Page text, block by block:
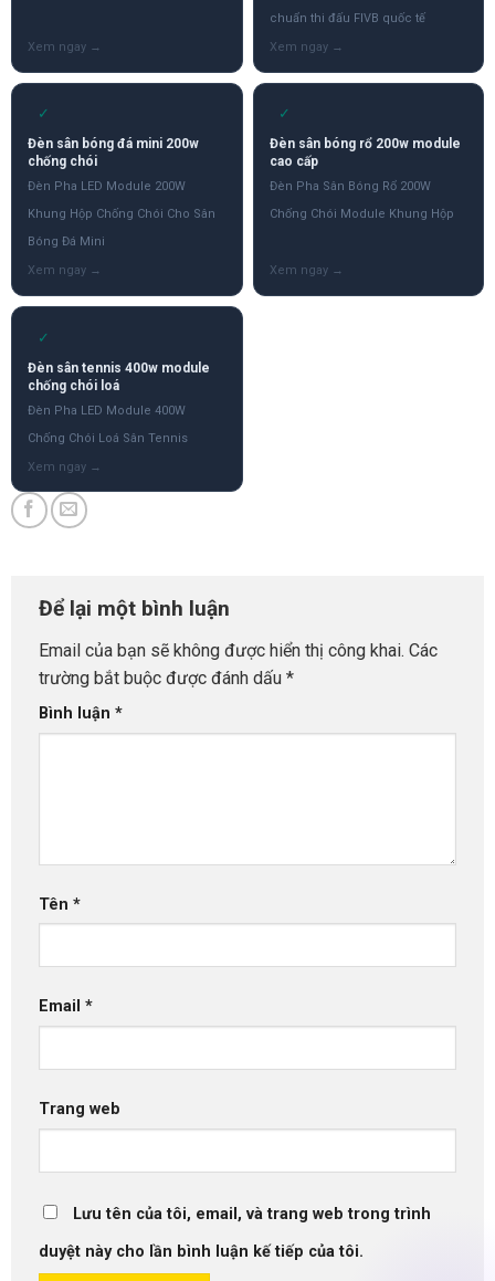
chuẩn thi đấu FIVB quốc tế
✓
Đèn sân bóng đá mini 200w
chống chói
Đèn Pha LED Module 200W
Khung Hộp Chống Chói Cho Sân
Bóng Đá Mini
✓
Đèn sân bóng rổ 200w module
cao cấp
Đèn Pha Sân Bóng Rổ 200W
Chống Chói Module Khung Hộp
✓
Đèn sân tennis 400w module
chống chói loá
Đèn Pha LED Module 400W
Chống Chói Loá Sân Tennis
Để lại một bình luận
Email của bạn sẽ không được hiển thị công khai. Các
trường bắt buộc được đánh dấu *
Bình luận *
Tên *
Email *
Trang web
Lưu tên của tôi, email, và trang web trong trình
duyệt này cho lần bình luận kế tiếp của tôi.